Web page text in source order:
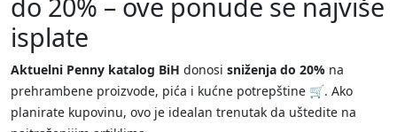
isplate
Aktuelni Penny katalog BiH donosi sniženja do 20% na
prehrambene proizvode, pića i kućne potrepštine 🛒. Ako
planirate kupovinu, ovo je idealan trenutak da uštedite na